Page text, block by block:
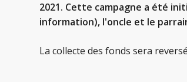
2021. Cette campagne a été
information), l'oncle et le
La collecte des fonds sera